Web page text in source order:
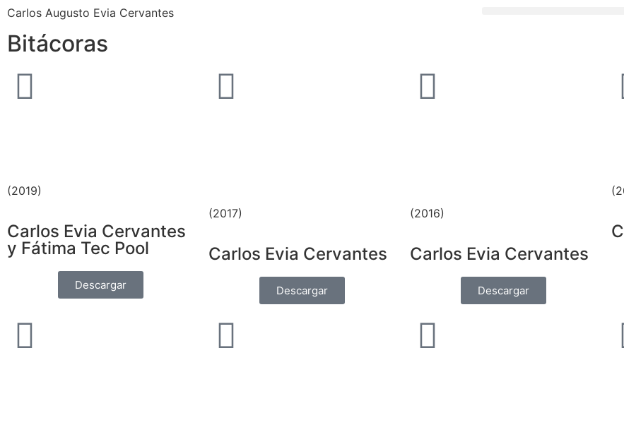
Carlos Augusto Evia Cervantes
Bitácoras
(2019)
Carlos Evia Cervantes
y Fátima Tec Pool
Descargar
(2017)
Carlos Evia Cervantes
Descargar
(2016)
Carlos Evia Cervantes
Descargar